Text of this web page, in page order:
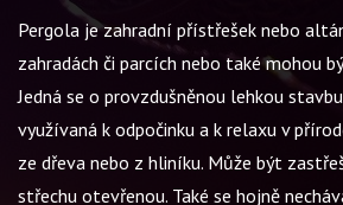
Pergola je zahradní přístřešek nebo
zahradách či parcích nebo také mohou
Jedná se o provzdušněnou lehkou
využívaná k odpočinku a k relaxu v
ze dřeva nebo z hliníku. Může být
střechu otevřenou. Také se hojně